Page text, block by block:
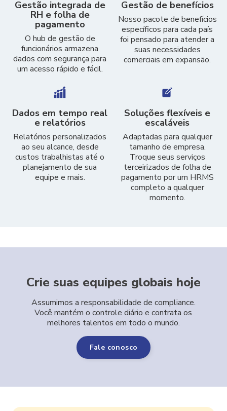
Gestão integrada de
RH e folha de
pagamento
O hub de gestão de
funcionários armazena
dados com segurança para
um acesso rápido e fácil.
Gestão de benefícios
Nosso pacote de benefícios
específicos para cada país
foi pensado para atender a
suas necessidades
comerciais em expansão.
Dados em tempo real
e relatórios
Relatórios personalizados
ao seu alcance, desde
custos trabalhistas até o
planejamento de sua
equipe e mais.
Soluções flexíveis e
escaláveis
Adaptadas para qualquer
tamanho de empresa.
Troque seus serviços
terceirizados de folha de
pagamento por um HRMS
completo a qualquer
momento.
Crie suas equipes globais hoje
Assumimos a responsabilidade de compliance.
Você mantém o controle diário e contrata os
melhores talentos em todo o mundo.
Fale conosco